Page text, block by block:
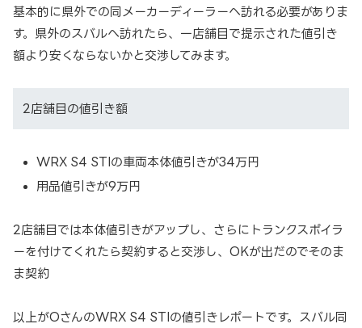
基本的に県外での同メーカーディーラーへ訪れる必要がありま
す。県外のスバルへ訪れたら、一店舗目で提示された値引き
額より安くならないかと交渉してみます。
2店舗目の値引き額
WRX S4 STIの車両本体値引きが34万円
用品値引きが9万円
2店舗目では本体値引きがアップし、さらにトランクスポイラ
ーを付けてくれたら契約すると交渉し、OKが出だのでそのま
ま契約
以上がOさんのWRX S4 STIの値引きレポートです。スバル同